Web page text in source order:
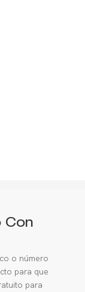
Con
o número
para que
para